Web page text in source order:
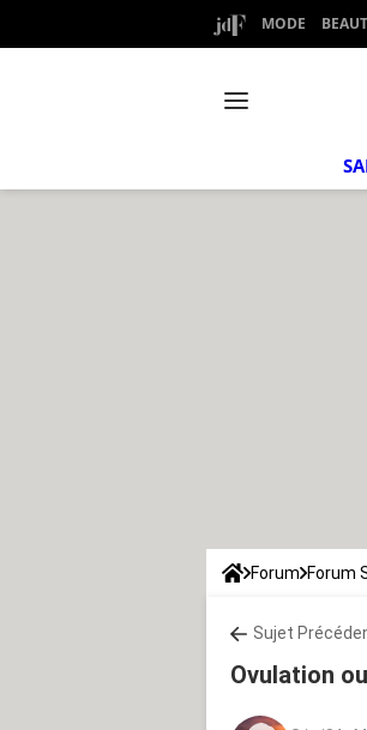
MODE
Forum Forum
Sujet
Ovulation